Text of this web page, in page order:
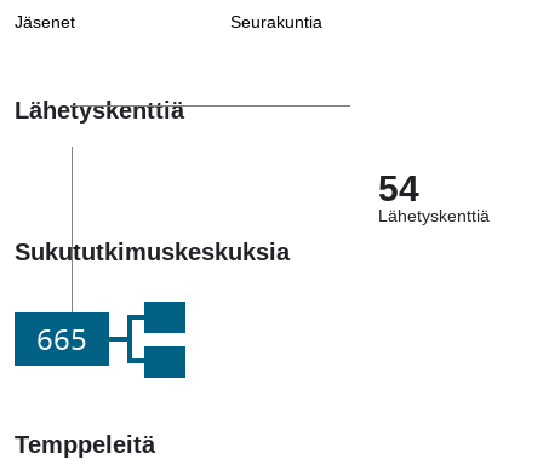
Jäsenet Seurakuntia
Lähetyskenttiä
54
Lähetyskenttiä
Sukututkimuskeskuksia
665
Temppeleitä